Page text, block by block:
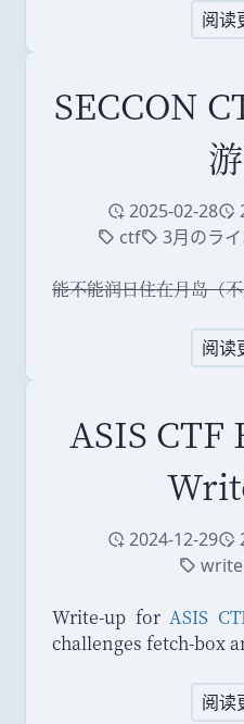
阅读
SECCON
创建于
2025-02-28修
标签ctf标签3月のラ
能不能润日住在月岛 （
阅读
ASIS CTF
创建于
2024-12-29修
标签
Write-up forASIS
challenges fetch-box
阅读